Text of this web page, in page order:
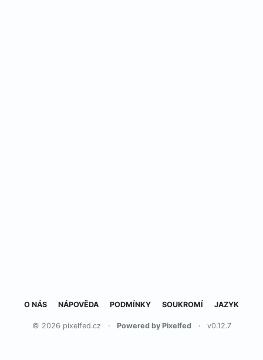
O NÁS NÁPOVĚDA PODMÍNKY SOUKROMÍ JAZYK
© 2026 pixelfed.cz · Powered by Pixelfed · v0.12.7